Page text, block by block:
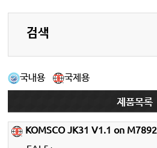
검색
국내용 국제용
제품목록
KOMSCO JK31 V1.1 on M7892